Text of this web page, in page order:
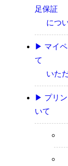
足保証
につ
▶ マイペ
て
いただ
▶ プリ
いて